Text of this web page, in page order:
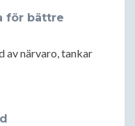
för bättre
av närvaro, tankar